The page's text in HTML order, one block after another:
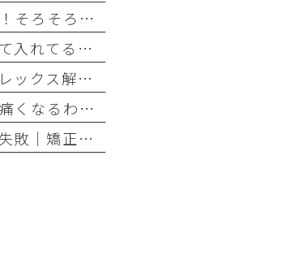
対処療法は終わり！そろそろ本気でお口の健康とは何かを考えませんか
噛めない入れ歯って入れてる意味ありますか？
約１年半でコンプレックス解消｜大変だけどやって良かった歯の矯正治療
神経を抜いた歯は痛くなるわけがない！それは嘘です
マウスピース矯正失敗｜矯正したのに後戻り｜最近よく聞くけどそれってなんで？